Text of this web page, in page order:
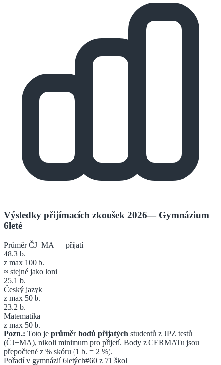
Výsledky přijímacích zkoušek 2026— Gymnázium
6leté
Průměr ČJ+MA — přijatí
48.3 b.
z max 100 b.
≈ stejné jako loni
25.1 b.
Český jazyk
z max 50 b.
23.2 b.
Matematika
z max 50 b.
Pozn.: Toto je průměr bodů přijatých studentů z JPZ testů
(ČJ+MA), nikoli minimum pro přijetí. Body z CERMATu jsou
přepočtené z % skóru (1 b. = 2 %).
Pořadí v gymnázií 6letých#60 z 71 škol